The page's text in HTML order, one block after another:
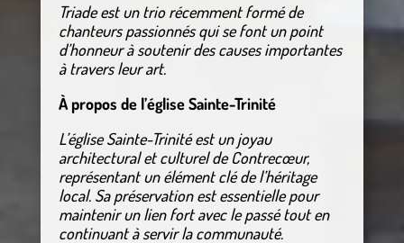
Triade est un trio récemment formé de
chanteurs passionnés qui se font un point
d’honneur à soutenir des causes importantes
à travers leur art.
À propos de l’église Sainte-Trinité
L’église Sainte-Trinité est un joyau
architectural et culturel de Contrecœur,
représentant un élément clé de l’héritage
local. Sa préservation est essentielle pour
maintenir un lien fort avec le passé tout en
continuant à servir la communauté.